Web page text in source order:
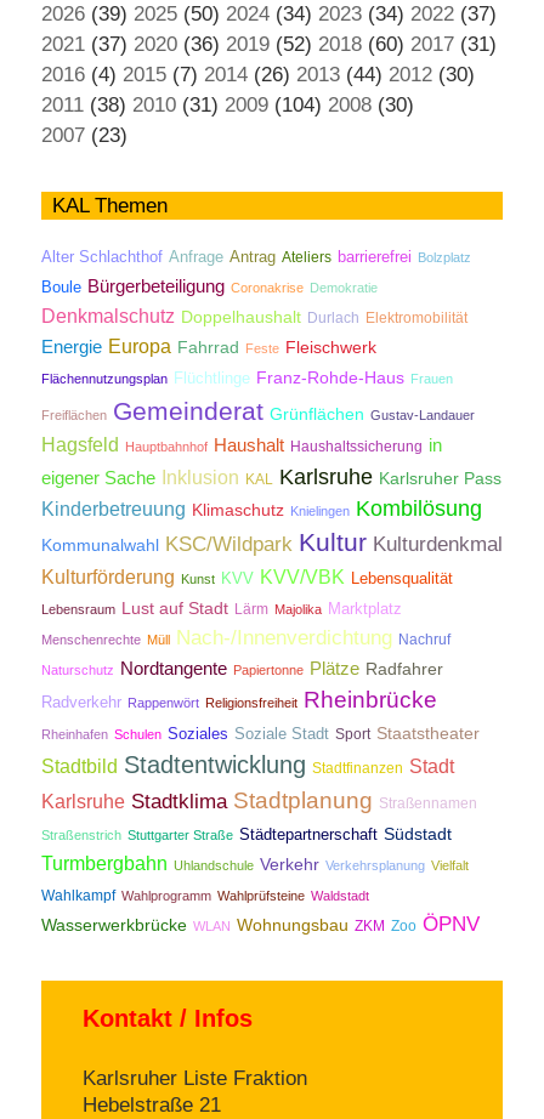
2026 (39) 2025 (50) 2024 (34) 2023 (34) 2022 (37)
2021 (37) 2020 (36) 2019 (52) 2018 (60) 2017 (31)
2016 (4) 2015 (7) 2014 (26) 2013 (44) 2012 (30)
2011 (38) 2010 (31) 2009 (104) 2008 (30)
2007 (23)
KAL Themen
Alter Schlachthof Anfrage Antrag Ateliers barrierefrei Bolzplatz
Boule Bürgerbeteiligung Coronakrise Demokratie
Denkmalschutz Doppelhaushalt Durlach Elektromobilität
Energie Europa Fahrrad Feste Fleischwerk
Flächennutzungsplan Flüchtlinge Franz-Rohde-Haus Frauen
Freiflächen Gemeinderat Grünflächen Gustav-Landauer
Hagsfeld Hauptbahnhof Haushalt Haushaltssicherung in
eigener Sache Inklusion KAL Karlsruhe Karlsruher Pass
Kinderbetreuung Klimaschutz Knielingen Kombilösung
Kommunalwahl KSC/Wildpark Kultur Kulturdenkmal
Kulturförderung Kunst KVV KVV/VBK Lebensqualität
Lebensraum Lust auf Stadt Lärm Majolika Marktplatz
Menschenrechte Müll Nach-/Innenverdichtung Nachruf
Naturschutz Nordtangente Papiertonne Plätze Radfahrer
Radverkehr Rappenwört Religionsfreiheit Rheinbrücke
Rheinhafen Schulen Soziales Soziale Stadt Sport Staatstheater
Stadtbild Stadtentwicklung Stadtfinanzen Stadt
Karlsruhe Stadtklima Stadtplanung Straßennamen
Straßenstrich Stuttgarter Straße Städtepartnerschaft Südstadt
Turmbergbahn Uhlandschule Verkehr Verkehrsplanung Vielfalt
Wahlkampf Wahlprogramm Wahlprüfsteine Waldstadt
Wasserwerkbrücke WLAN Wohnungsbau ZKM Zoo ÖPNV
Kontakt / Infos
Karlsruher Liste Fraktion
Hebelstraße 21